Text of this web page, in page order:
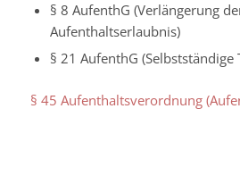
§ 8 AufenthG (Verlängerung
Aufenthaltserlaubnis)
§ 21 AufenthG (Selbstständige
§ 45 Aufenthaltsverordnung